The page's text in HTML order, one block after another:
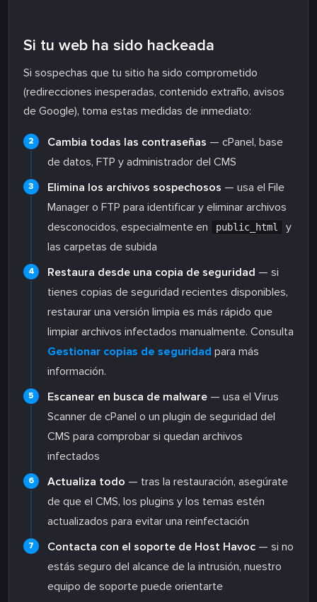
Si tu web ha sido hackeada
Si sospechas que tu sitio ha sido comprometido
(redirecciones inesperadas, contenido extraño, avisos
de Google), toma estas medidas de inmediato:
Cambia todas las contraseñas — cPanel, base
de datos, FTP y administrador del CMS
Elimina los archivos sospechosos — usa el File
Manager o FTP para identificar y eliminar archivos
desconocidos, especialmente en
public_html
y
las carpetas de subida
Restaura desde una copia de seguridad — si
tienes copias de seguridad recientes disponibles,
restaurar una versión limpia es más rápido que
limpiar archivos infectados manualmente. Consulta
Gestionar copias de seguridad para más
información.
Escanear en busca de malware — usa el Virus
Scanner de cPanel o un plugin de seguridad del
CMS para comprobar si quedan archivos
infectados
Actualiza todo — tras la restauración, asegúrate
de que el CMS, los plugins y los temas estén
actualizados para evitar una reinfectación
Contacta con el soporte de Host Havoc — si no
estás seguro del alcance de la intrusión, nuestro
equipo de soporte puede orientarte